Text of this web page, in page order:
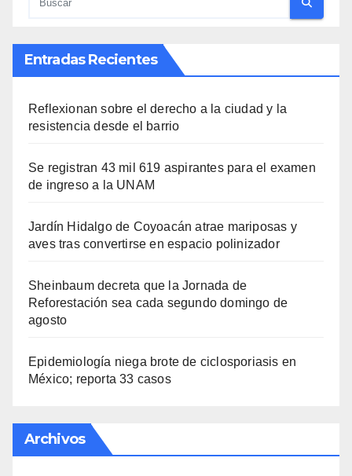
Entradas Recientes
Reflexionan sobre el derecho a la ciudad y la
resistencia desde el barrio
Se registran 43 mil 619 aspirantes para el examen
de ingreso a la UNAM
Jardín Hidalgo de Coyoacán atrae mariposas y
aves tras convertirse en espacio polinizador
Sheinbaum decreta que la Jornada de
Reforestación sea cada segundo domingo de
agosto
Epidemiología niega brote de ciclosporiasis en
México; reporta 33 casos
Archivos